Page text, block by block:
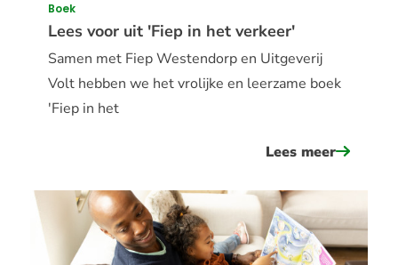
Lees voor uit 'Fiep in het verkeer'
Boek
Samen met Fiep Westendorp en Uitgeverij
Volt hebben we het vrolijke en leerzame boek
'Fiep in het
Lees meerover
uit